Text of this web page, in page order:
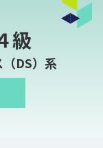
級
DS）系